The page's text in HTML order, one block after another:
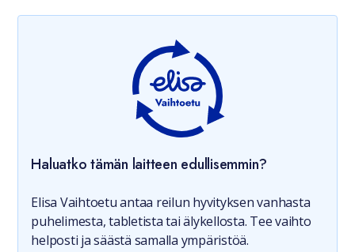
Haluatko tämän laitteen edullisemmin?
Elisa Vaihtoetu antaa reilun hyvityksen vanhasta
puhelimesta, tabletista tai älykellosta. Tee vaihto
helposti ja säästä samalla ympäristöä.